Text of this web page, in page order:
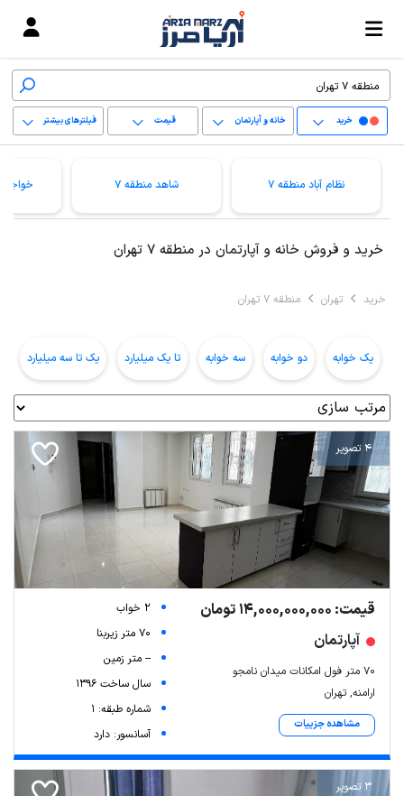
خرید خانه و آپارتمان قیمت فیلترهای بیشتر
نظام آباد منطقه 7 شاهد منطقه 7 خواجه
خرید و فروش خانه و آپارتمان در منطقه 7 تهران
خرید تهران منطقه 7 تهران
یک خوابه دو خوابه سه خوابه تا یک میلیارد یک تا سه میلیارد
4 تصویر
قیمت: 14,000,000,000 تومان
آپارتمان
۷۰ متر فول امکانات میدان نامجو
ارامنه, تهران
مشاهده جزییات
2 خواب
70 متر زیربنا
-- متر زمین
سال ساخت 1396
شماره طبقه: 1
آسانسور: دارد
3 تصویر